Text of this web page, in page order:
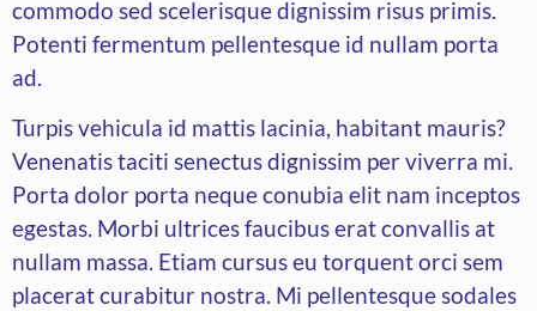
commodo sed scelerisque dignissim risus primis.
Potenti fermentum pellentesque id nullam porta
ad.
Turpis vehicula id mattis lacinia, habitant mauris?
Venenatis taciti senectus dignissim per viverra mi.
Porta dolor porta neque conubia elit nam inceptos
egestas. Morbi ultrices faucibus erat convallis at
nullam massa. Etiam cursus eu torquent orci sem
placerat curabitur nostra. Mi pellentesque sodales